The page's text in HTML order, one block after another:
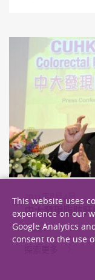
2011年8月4日
中大發現脂肪
研究
This website uses
experience on our
Google Analytics
consent to the use